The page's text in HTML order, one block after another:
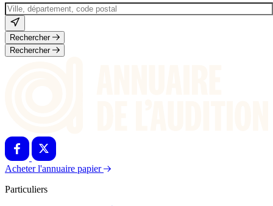
Rechercher
Rechercher
Acheter l'annuaire papier
Particuliers